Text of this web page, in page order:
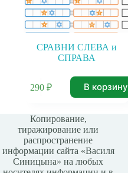
СРАВНИ СЛЕВА и
СПРАВА
290 ₽ В корзину
Копирование,
тиражирование или
распространение
информации сайта «Василя
Синицына» на любых